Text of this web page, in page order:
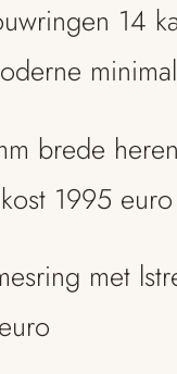
14
brede
1995 euro
met